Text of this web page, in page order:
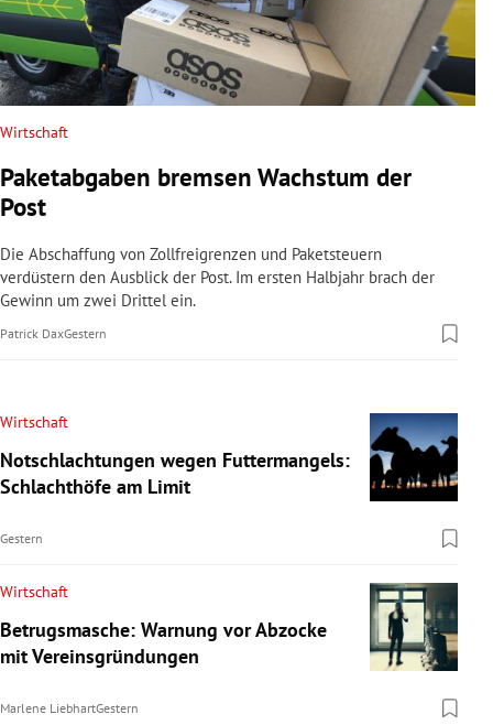
Wirtschaft
Paketabgaben bremsen Wachstum der
Post
Die Abschaffung von Zollfreigrenzen und Paketsteuern
verdüstern den Ausblick der Post. Im ersten Halbjahr brach der
Gewinn um zwei Drittel ein.
Patrick DaxGestern
Wirtschaft
Notschlachtungen wegen Futtermangels:
Schlachthöfe am Limit
Gestern
Wirtschaft
Betrugsmasche: Warnung vor Abzocke
mit Vereinsgründungen
Marlene LiebhartGestern